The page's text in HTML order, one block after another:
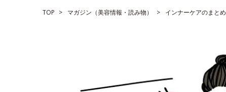
TOP マガジン（美容情報・読み物） インナーケアのまとめ